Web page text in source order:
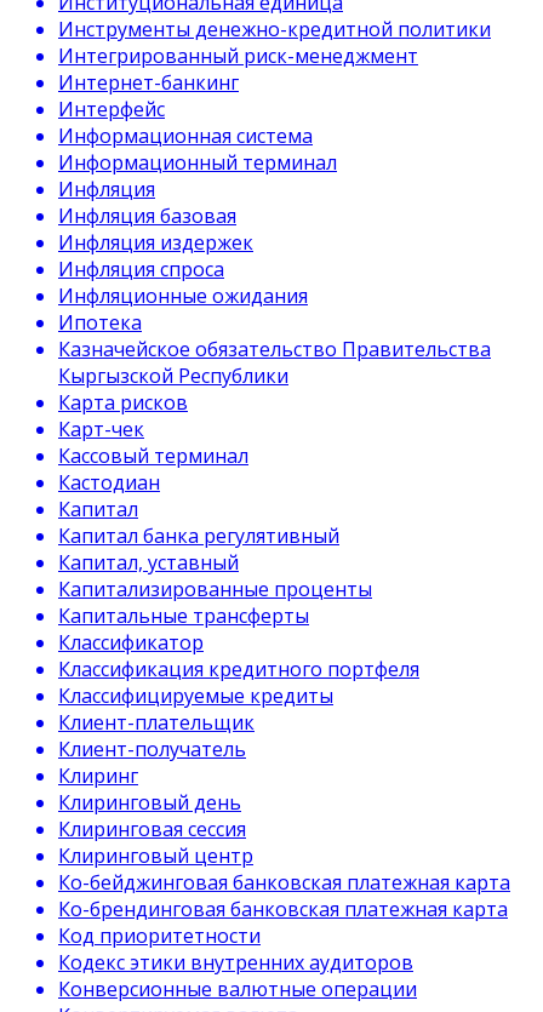
Инструменты денежно-кредитной политики
Интегрированный риск-менеджмент
Интернет-банкинг
Интерфейс
Информационная система
Информационный терминал
Инфляция
Инфляция базовая
Инфляция издержек
Инфляция спроса
Инфляционные ожидания
Ипотека
Казначейское обязательство Правительства
Кыргызской Республики
Карта рисков
Карт-чек
Кассовый терминал
Кастодиан
Капитал
Капитал банка регулятивный
Капитал, уставный
Капитализированные проценты
Капитальные трансферты
Классификатор
Классификация кредитного портфеля
Классифицируемые кредиты
Клиент-плательщик
Клиент-получатель
Клиринг
Клиринговый день
Клиринговая сессия
Клиринговый центр
Ко-бейджинговая банковская платежная карта
Ко-брендинговая банковская платежная карта
Код приоритетности
Кодекс этики внутренних аудиторов
Конверсионные валютные операции